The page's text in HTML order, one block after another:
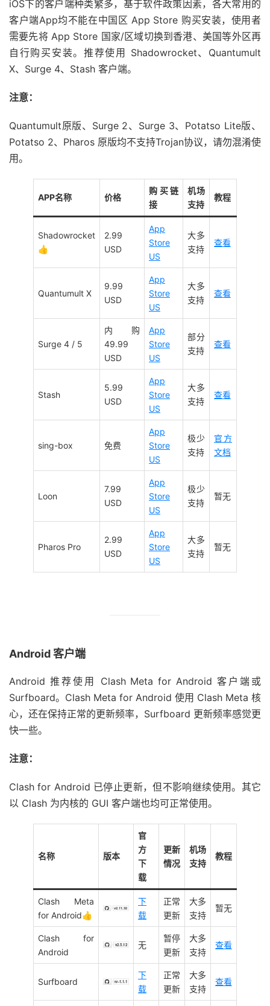
iOS下的客户端种类繁多，基于软件政策因素，各大常用的
客户端App均不能在中国区 App Store 购买安装，使用者
需要先将 App Store 国家/区域切换到香港、美国等外区再
自行购买安装。推荐使用 Shadowrocket、Quantumult
X、Surge 4、Stash 客户端。
注意：
Quantumult原版、Surge 2、Surge 3、Potatso Lite版、
Potatso 2、Pharos 原版均不支持Trojan协议，请勿混淆使
用。
APP名称 价格
购买链
接
机场
支持
教程
Shadowrocket
👍
2.99
USD
App
Store
US
大多
支持
查看
Quantumult X
9.99
USD
App
Store
US
大多
支持
查看
Surge 4 / 5
内购
49.99
USD
App
Store
US
部分
支持
查看
Stash
5.99
USD
App
Store
US
大多
支持
查看
sing-box 免费
App
Store
US
极少
支持
官方
文档
Loon
7.99
USD
App
Store
US
极少
支持
暂无
Pharos Pro
2.99
USD
App
Store
US
大多
支持
暂无
Android 客户端
Android 推荐使用 Clash Meta for Android 客户端或
Surfboard。Clash Meta for Android 使用 Clash Meta 核
心，还在保持正常的更新频率，Surfboard 更新频率感觉更
快一些。
注意：
Clash for Android 已停止更新，但不影响继续使用。其它
以 Clash 为内核的 GUI 客户端也均可正常使用。
名称 版本
官
方
下
载
更新
情况
机场
支持
教程
Clash Meta
for Android👍
下
载
正常
更新
大多
支持
暂无
Clash for
Android
无
暂停
更新
大多
支持
查看
Surfboard
下
载
正常
更新
大多
支持
查看